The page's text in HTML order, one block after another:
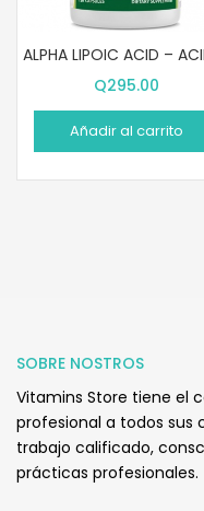
Q295.00
Añadir al carrito
SOBRE NOSTROS
Vitamins Store tiene el
profesional a todos sus
trabajo calificado,
prácticas profesionales.